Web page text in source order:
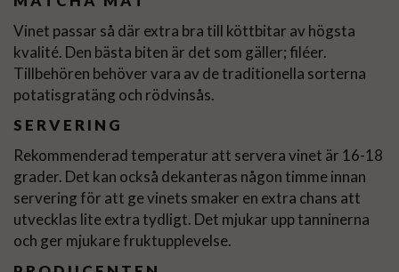
Vinet passar så där extra bra till köttbitar av högsta
kvalité. Den bästa biten är det som gäller; filéer.
Tillbehören behöver vara av de traditionella sorterna
potatisgratäng och rödvinsås.
SERVERING
Rekommenderad temperatur att servera vinet är 16-18
grader. Det kan också dekanteras någon timme innan
servering för att ge vinets smaker en extra chans att
utvecklas lite extra tydligt. Det mjukar upp tanninerna
och ger mjukare fruktupplevelse.